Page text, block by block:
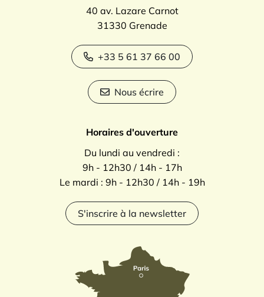
40 av. Lazare Carnot
31330 Grenade
+33 5 61 37 66 00
Nous écrire
Horaires d'ouverture
Du lundi au vendredi :
9h - 12h30 / 14h - 17h
Le mardi : 9h - 12h30 / 14h - 19h
S'inscrire à la newsletter